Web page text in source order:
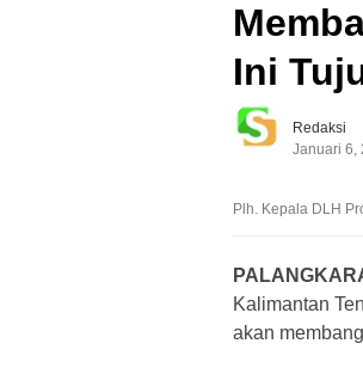
Ini
Redaksi
Januari 6,
Plh. Kepala DLH
Kalimantan
akan